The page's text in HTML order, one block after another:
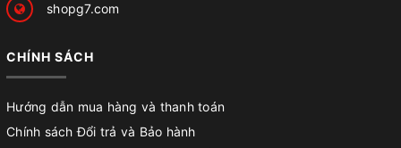
shopg7.com
CHÍNH SÁCH
Hướng dẫn mua hàng và thanh toán
Chính sách Đổi trả và Bảo hành